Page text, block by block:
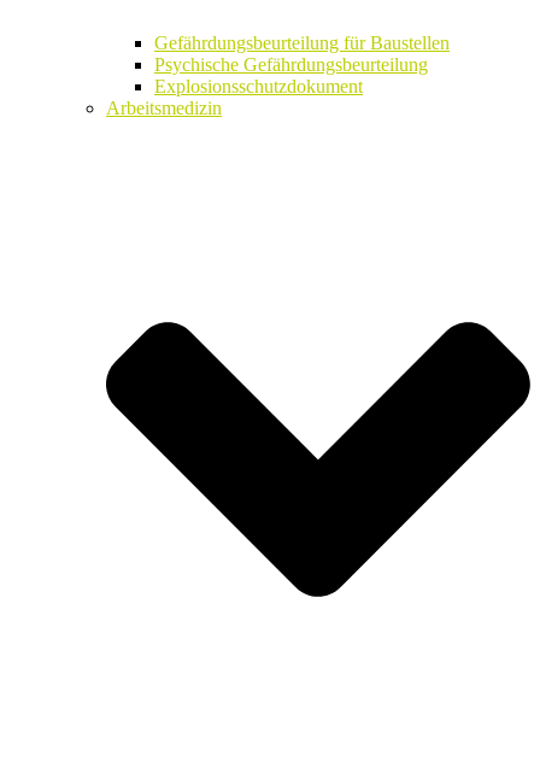
Gefährdungsbeurteilung für Baustellen
Psychische Gefährdungsbeurteilung
Explosionsschutzdokument
Arbeitsmedizin